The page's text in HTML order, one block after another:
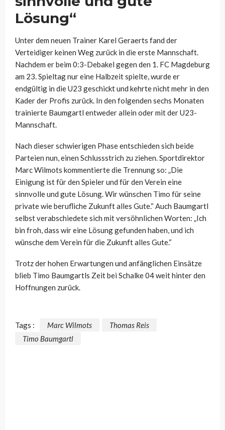
Lösung“
Unter dem neuen Trainer Karel Geraerts fand der
Verteidiger keinen Weg zurück in die erste Mannschaft.
Nachdem er beim 0:3-Debakel gegen den 1. FC Magdeburg
am 23. Spieltag nur eine Halbzeit spielte, wurde er
endgültig in die U23 geschickt und kehrte nicht mehr in den
Kader der Profis zurück. In den folgenden sechs Monaten
trainierte Baumgartl entweder allein oder mit der U23-
Mannschaft.
Nach dieser schwierigen Phase entschieden sich beide
Parteien nun, einen Schlussstrich zu ziehen. Sportdirektor
Marc Wilmots kommentierte die Trennung so: „Die
Einigung ist für den Spieler und für den Verein eine
sinnvolle und gute Lösung. Wir wünschen Timo für seine
private wie berufliche Zukunft alles Gute.“ Auch Baumgartl
selbst verabschiedete sich mit versöhnlichen Worten: „Ich
bin froh, dass wir eine Lösung gefunden haben, und ich
wünsche dem Verein für die Zukunft alles Gute.“
Trotz der hohen Erwartungen und anfänglichen Einsätze
blieb Timo Baumgartls Zeit bei Schalke 04 weit hinter den
Hoffnungen zurück.
Tags : Marc Wilmots
Thomas Reis
Timo Baumgartl